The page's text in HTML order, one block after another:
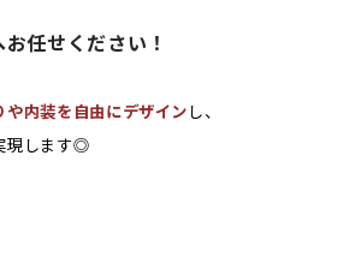
任せください！
や内装を自由にデザイン し、
現します◎